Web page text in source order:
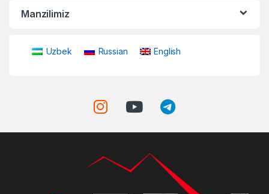
Manzilimiz
Uzbek Russian English